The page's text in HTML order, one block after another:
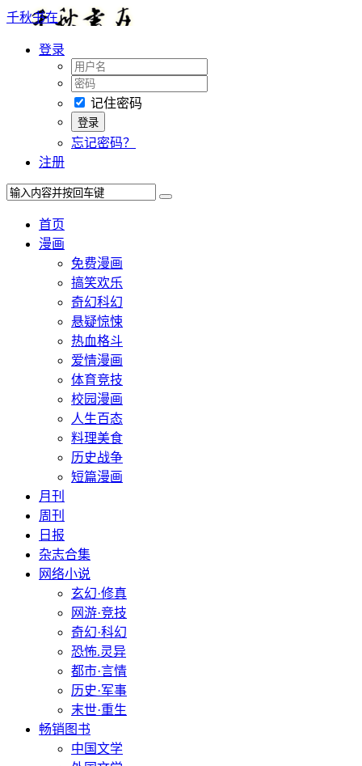
千秋书在
登录
记住密码
忘记密码？
注册
首页
漫画
免费漫画
搞笑欢乐
奇幻科幻
悬疑惊悚
热血格斗
爱情漫画
体育竞技
校园漫画
人生百态
料理美食
历史战争
短篇漫画
月刊
周刊
日报
杂志合集
网络小说
玄幻·修真
网游·竞技
奇幻·科幻
恐怖.灵异
都市·言情
历史·军事
末世·重生
畅销图书
中国文学